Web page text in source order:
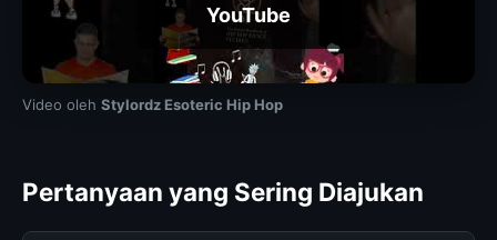
YouTube
Video oleh Stylordz Esoteric Hip Hop
Pertanyaan yang Sering Diajukan